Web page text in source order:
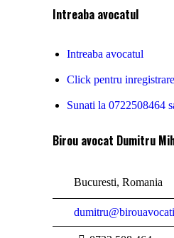
Intreaba avocatul
Intreaba avocatul
Click pentru inregistrare
Sunati la 0722508464
Birou avocat Dumitru
Bucuresti, Romania